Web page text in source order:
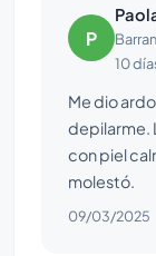
P
10
Me dio
depilarme.
con piel
molestó.
09/03/2025